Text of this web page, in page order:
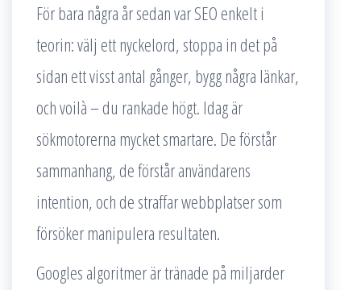
För bara några år sedan var SEO enkelt i
teorin: välj ett nyckelord, stoppa in det på
sidan ett visst antal gånger, bygg några länkar,
och voilà – du rankade högt. Idag är
sökmotorerna mycket smartare. De förstår
sammanhang, de förstår användarens
intention, och de straffar webbplatser som
försöker manipulera resultaten.
Googles algoritmer är tränade på miljarder